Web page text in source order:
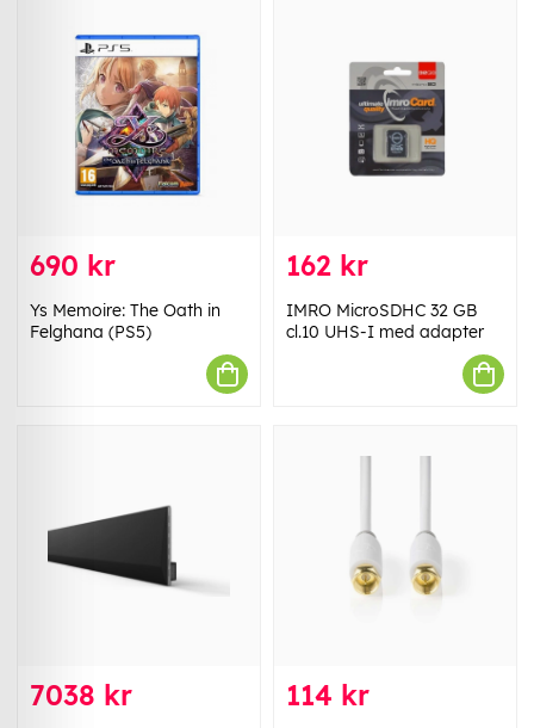
690 kr
Ys Memoire: The Oath in
Felghana (PS5)
162 kr
IMRO MicroSDHC 32 GB
cl.10 UHS-I med adapter
7038 kr 114 kr